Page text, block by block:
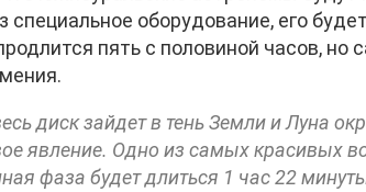
специальное оборудование, его
пять с половиной часов, но
диск зайдет в тень Земли и Луна
явление. Одно из самых красивых
фаза будет длиться 1 час 22